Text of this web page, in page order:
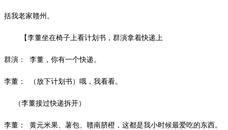
括我老家赣州。
【李董坐在椅子上看计划书，群演拿着快递上
群演： 李董，你有一个快递。
李董： （放下计划书）哦，我看看。
（李董接过快递拆开）
李董： 黄元米果、薯包、赣南脐橙，这都是我小时候最爱吃的东西。